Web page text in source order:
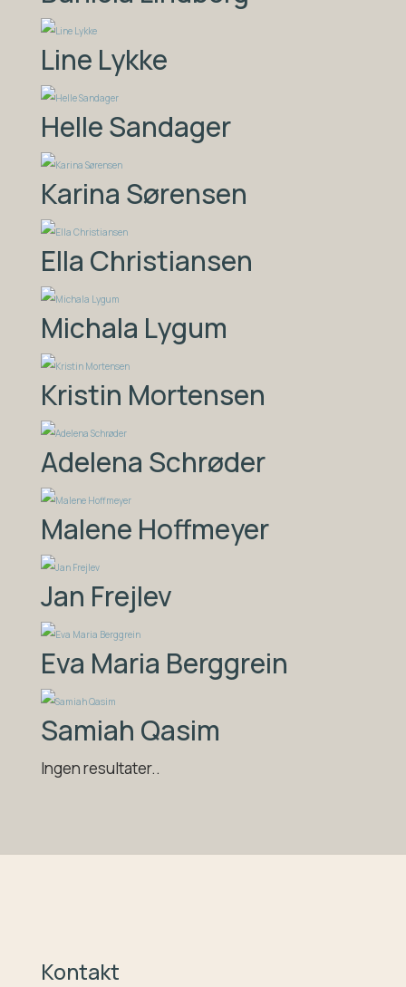
Line Lykke
Helle Sandager
Karina Sørensen
Ella Christiansen
Michala Lygum
Kristin Mortensen
Adelena Schrøder
Malene Hoffmeyer
Jan Frejlev
Eva Maria Berggrein
Samiah Qasim
Ingen resultater..
Kontakt